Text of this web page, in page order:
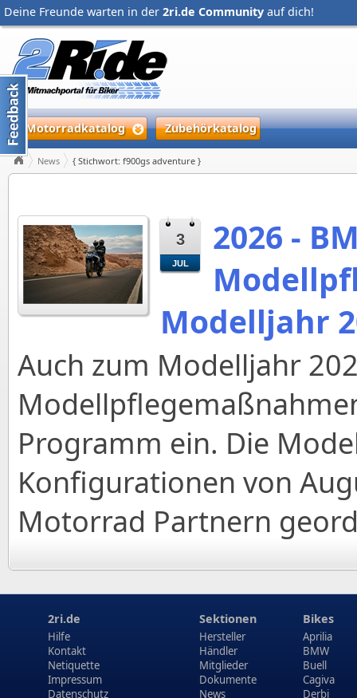
Deine Freunde warten in der 2ri.de Community auf dich!
Motorradkatalog Zubehörkatalog
News { Stichwort: f900gs adventure }
3
JUL
2026 -
Modelljahr
Auch zum Modelljahr
Programm ein. Die
Konfigurationen von
Motorrad Partnern
2ri.de
Hilfe
Kontakt
Netiquette
Impressum
Datenschutz
Sektionen
Hersteller
Händler
Mitglieder
Dokumente
News
Bikes
Aprilia
BMW
Buell
Cagiva
Derbi